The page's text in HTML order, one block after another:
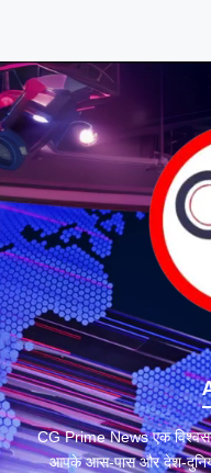
CG Prime News एक
आपके आस-पास और देश-